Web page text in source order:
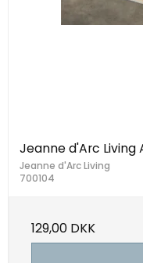
Jeanne d'Arc Living
Jeanne d'Arc Living
700104
129,00 DKK